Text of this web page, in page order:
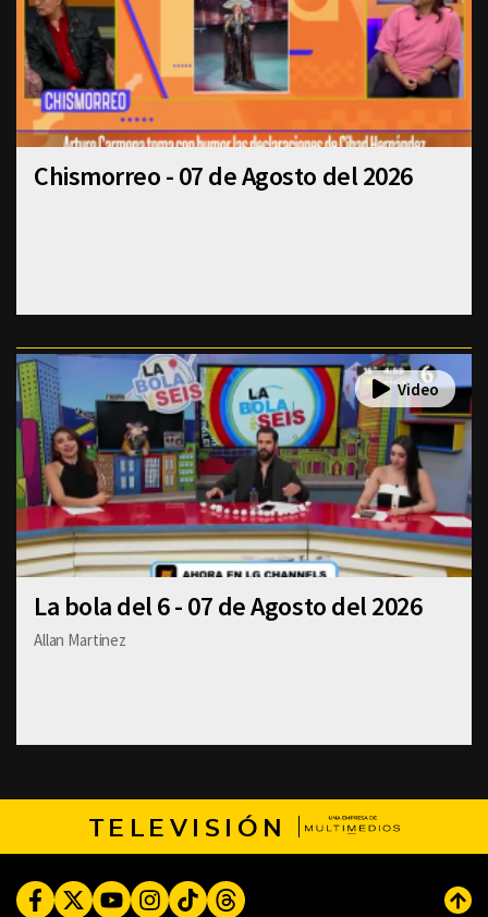
Chismorreo - 07 de Agosto del 2026
La bola del 6 - 07 de Agosto del 2026
Allan Martinez
TELEVISIÓN
FacebookTwitterYoutubeInstagram
TikTokThreads